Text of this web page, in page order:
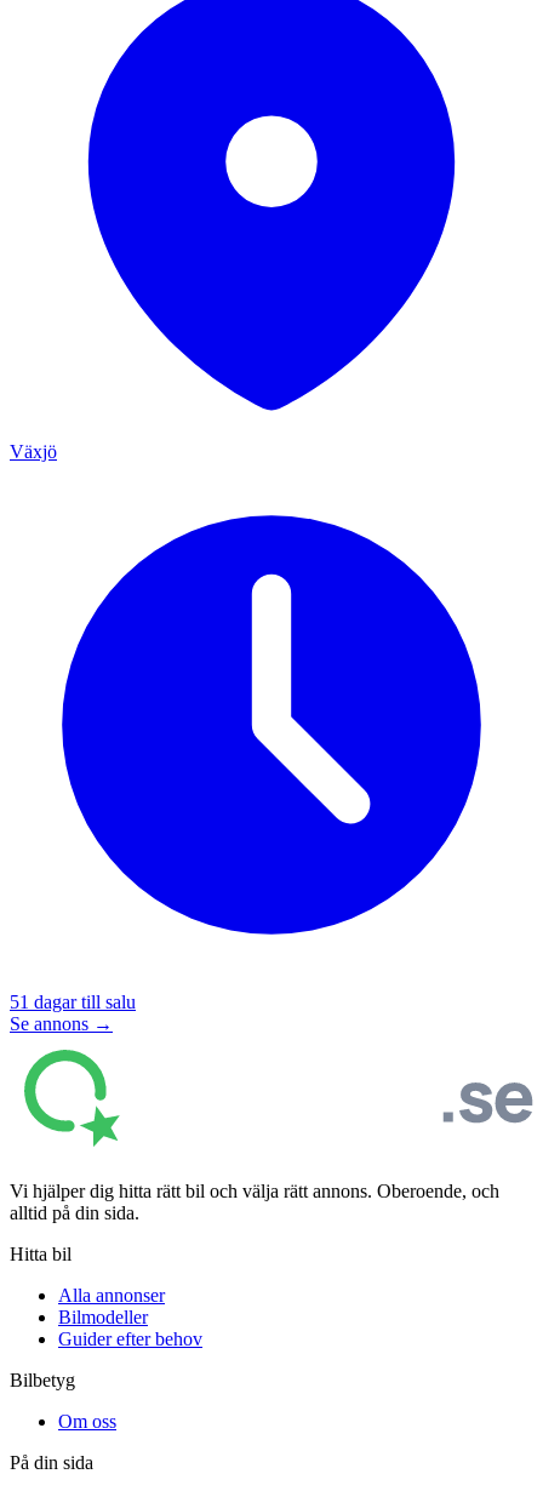
Växjö
51 dagar till salu
Se annons →
Vi hjälper dig hitta rätt bil och välja rätt annons. Oberoende, och
alltid på din sida.
Hitta bil
Alla annonser
Bilmodeller
Guider efter behov
Bilbetyg
Om oss
På din sida